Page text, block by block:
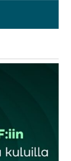
kirjautua